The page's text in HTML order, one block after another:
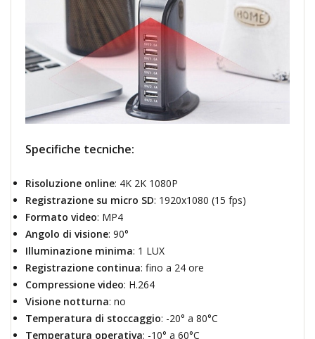
Specifiche tecniche:
Risoluzione online: 4K 2K 1080P
Registrazione su micro SD: 1920x1080 (15 fps)
Formato video: MP4
Angolo di visione: 90°
Illuminazione minima: 1 LUX
Registrazione continua: fino a 24 ore
Compressione video: H.264
Visione notturna: no
Temperatura di stoccaggio: -20° a 80°C
Temperatura operativa: -10° a 60°C